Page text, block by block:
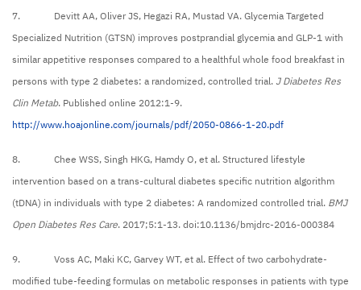
7. Devitt AA, Oliver JS, Hegazi RA, Mustad VA. Glycemia Targeted
Specialized Nutrition (GTSN) improves postprandial glycemia and GLP-1 with
similar appetitive responses compared to a healthful whole food breakfast in
persons with type 2 diabetes: a randomized, controlled trial. J Diabetes Res
Clin Metab. Published online 2012:1-9.
http://www.hoajonline.com/journals/pdf/2050-0866-1-20.pdf
8. Chee WSS, Singh HKG, Hamdy O, et al. Structured lifestyle
intervention based on a trans-cultural diabetes specific nutrition algorithm
(tDNA) in individuals with type 2 diabetes: A randomized controlled trial. BMJ
Open Diabetes Res Care. 2017;5:1-13. doi:10.1136/bmjdrc-2016-000384
9. Voss AC, Maki KC, Garvey WT, et al. Effect of two carbohydrate-
modified tube-feeding formulas on metabolic responses in patients with type